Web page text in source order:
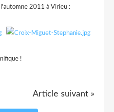
2011 à Virieu :
!
Article suivant »